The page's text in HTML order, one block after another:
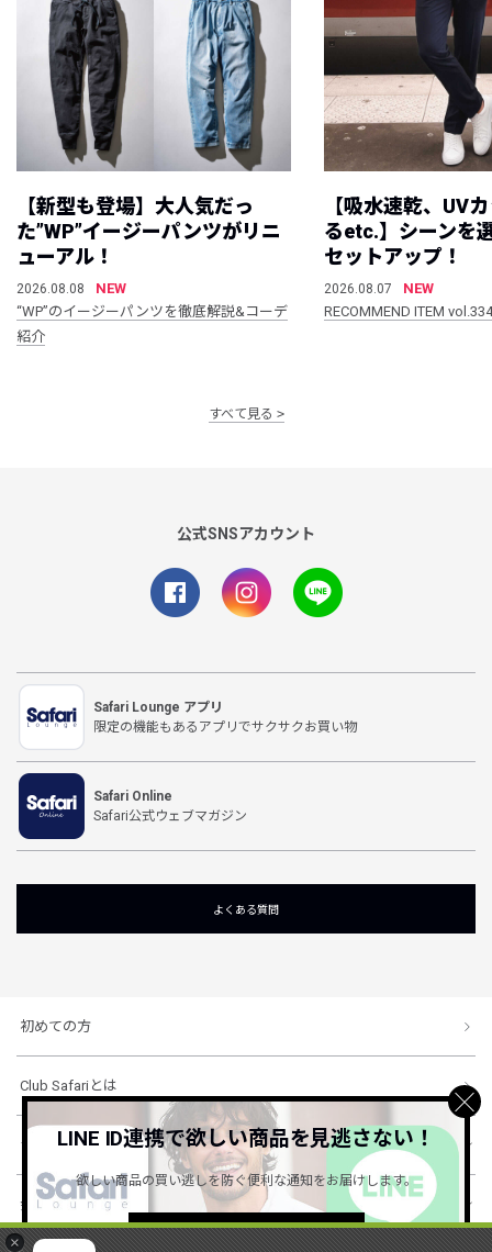
×
【新型も登場】大人気だっ
た”WP”イージーパンツがリニ
ューアル！
2026.08.08
NEW
“WP”のイージーパンツを徹底解説&コーデ
紹介
【吸水速乾、UV
るetc.】シーンを
セットアップ！
2026.08.07
NEW
RECOMMEND ITEM vol.334
すべて見る
公式SNSアカウント
Safari Lounge アプリ
限定の機能もあるアプリでサクサクお買い物
Safari Online
Safari公式ウェブマガジン
よくある質問
初めての方
Club Safariとは
ショッピングガイド
会社概要・規約
LINE ID連携で欲しい商品を見逃さない！
欲しい商品の買い逃しを防ぐ便利な通知をお届けします。
詳しくはこちら ＞